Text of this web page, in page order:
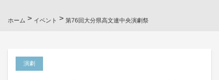
ホーム > イベント > 第76回大分県高文連中央演劇祭
演劇